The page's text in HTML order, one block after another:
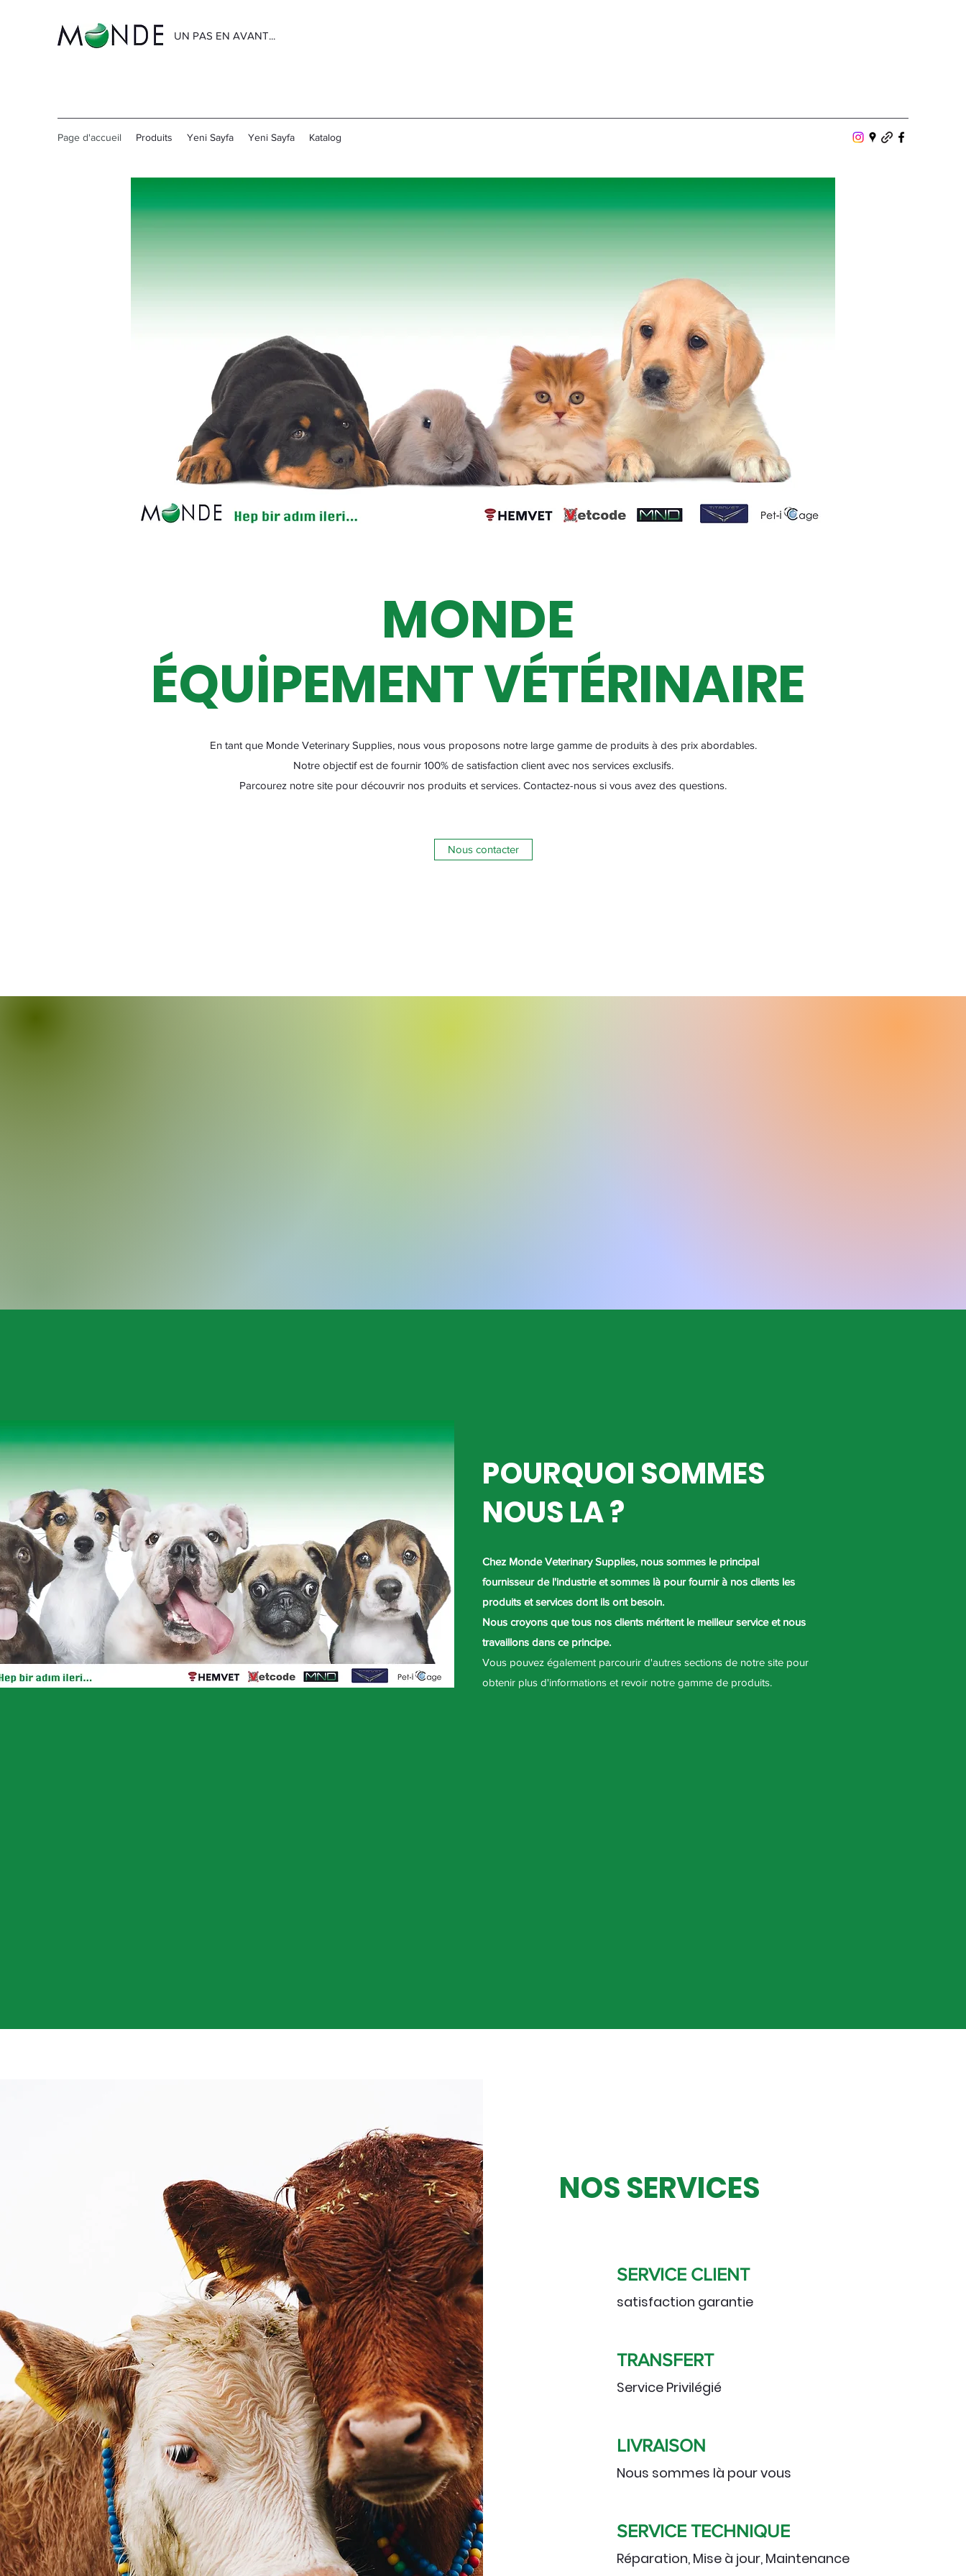
UN PAS EN AVANT...
Page d'accueil Produits Yeni Sayfa Yeni Sayfa Katalog
MONDE
ÉQUİPEMENT VÉTÉRINAIRE
En tant que Monde Veterinary Supplies, nous vous proposons notre large gamme de produits à des prix abordables.
Notre objectif est de fournir 100% de satisfaction client avec nos services exclusifs.
Parcourez notre site pour découvrir nos produits et services. Contactez-nous si vous avez des questions.
Nous contacter
POURQUOI SOMMES
NOUS LA ?
Chez Monde Veterinary Supplies, nous sommes le principal
fournisseur de l'industrie et sommes là pour fournir à nos clients les
produits et services dont ils ont besoin.
Nous croyons que tous nos clients méritent le meilleur service et nous
travaillons dans ce principe.
Vous pouvez également parcourir d'autres sections de notre site pour
obtenir plus d'informations et revoir notre gamme de produits.
NOS SERVICES
SERVICE CLIENT
satisfaction garantie
TRANSFERT
Service Privilégié
LIVRAISON
Nous sommes là pour vous
SERVICE TECHNIQUE
Réparation, Mise à jour, Maintenance